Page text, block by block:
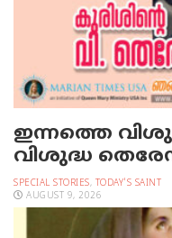
ഇന്നത്തെ
വിശുദ്ധ
SPECIAL STORIES, TODAY'S SAINT
AUGUST 9, 2026